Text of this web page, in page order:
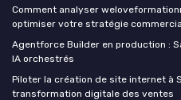
Comment analyser
optimiser votre stratégie
Agentforce Builder en production :
IA orchestrés
Piloter la création de site internet à
transformation digitale des ventes